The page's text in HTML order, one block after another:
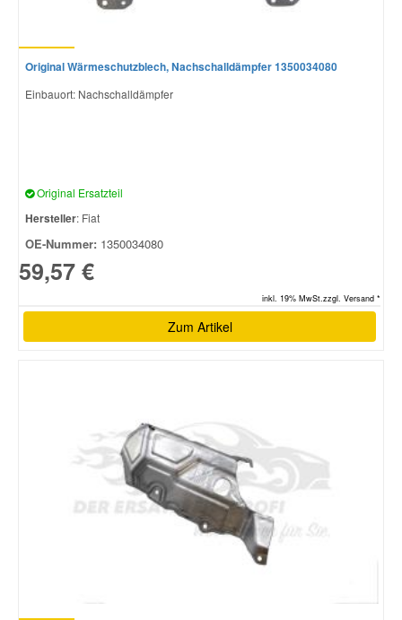
Original Wärmeschutzblech, Nachschalldämpfer 1350034080
Einbauort: Nachschalldämpfer
Original Ersatzteil
Hersteller: Fiat
OE-Nummer: 1350034080
59,57 €
inkl. 19% MwSt.zzgl. Versand *
Zum Artikel